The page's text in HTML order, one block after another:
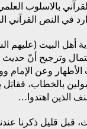
بالاسلوب
في النص القرآني
أهل البيت (عليهم
وترجيح أنّ
وعن الإمام
بالخطاب،
الذين اهتدوا…
قليل ذكرنا عندنا